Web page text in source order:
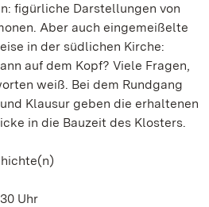
figürliche Darstellungen von
Aber auch eingemeißelte
in der südlichen Kirche:
auf dem Kopf? Viele Fragen,
weiß. Bei dem Rundgang
Klausur geben die erhaltenen
in die Bauzeit des Klosters.
Uhr